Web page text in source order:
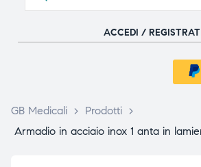
ACCEDI /
GB Medicali > Prodotti
>
Armadio in acciaio inox 1 anta in